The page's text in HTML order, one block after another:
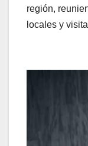
región,
locales y